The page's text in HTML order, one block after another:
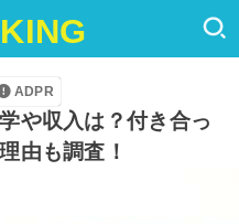
ADPR
や収入は？付き合っ
由も調査！